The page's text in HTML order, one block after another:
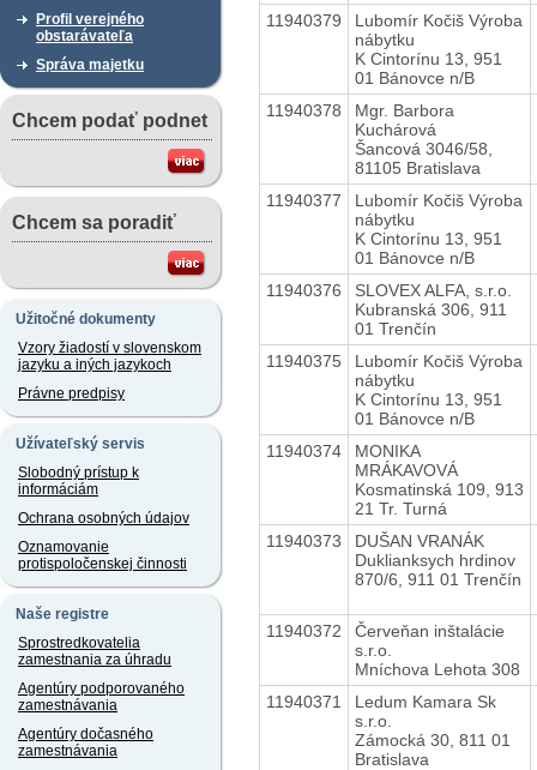
Profil verejného
obstarávateľa
Správa majetku
Chcem podať podnet
Chcem sa poradiť
Užitočné dokumenty
Vzory žiadostí v slovenskom
jazyku a iných jazykoch
Právne predpisy
Užívateľský servis
Slobodný prístup k
informáciám
Ochrana osobných údajov
Oznamovanie
protispoločenskej činnosti
Naše registre
Sprostredkovatelia
zamestnania za úhradu
Agentúry podporovaného
zamestnávania
Agentúry dočasného
zamestnávania
11940379
Lubomír Kočiš Výroba
nábytku
K Cintorínu 13, 951
01 Bánovce n/B
11940378
Mgr. Barbora
Kuchárová
Šancová 3046/58,
81105 Bratislava
11940377
Lubomír Kočiš Výroba
nábytku
K Cintorínu 13, 951
01 Bánovce n/B
11940376
SLOVEX ALFA, s.r.o.
Kubranská 306, 911
01 Trenčín
11940375
Lubomír Kočiš Výroba
nábytku
K Cintorínu 13, 951
01 Bánovce n/B
11940374
MONIKA
MRÁKAVOVÁ
Kosmatinská 109, 913
21 Tr. Turná
11940373
DUŠAN VRANÁK
Duklianksych hrdinov
870/6, 911 01 Trenčín
11940372
Červeňan inštalácie
s.r.o.
Mníchova Lehota 308
11940371
Ledum Kamara Sk
s.r.o.
Zámocká 30, 811 01
Bratislava